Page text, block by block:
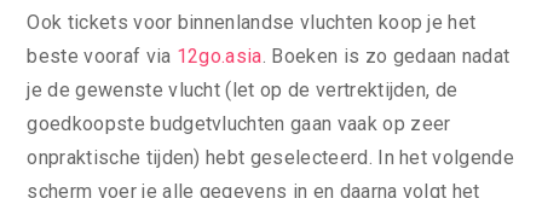
Ook tickets voor binnenlandse vluchten koop je het
beste vooraf via 12go.asia. Boeken is zo gedaan nadat
je de gewenste vlucht (let op de vertrektijden, de
goedkoopste budgetvluchten gaan vaak op zeer
onpraktische tijden) hebt geselecteerd. In het volgende
scherm voer je alle gegevens in en daarna volgt het